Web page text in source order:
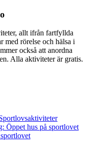
allt ifrån fartfyllda
med rörelse och hälsa i
också att anordna
Alla aktiviteter är gratis.
Öppet hus på sportlovet